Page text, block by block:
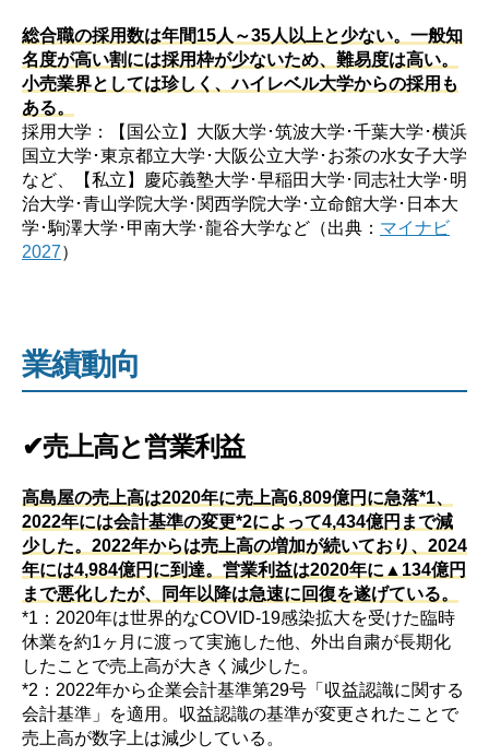
総合職の採用数は年間15人～35人以上と少ない。一般知
名度が高い割には採用枠が少ないため、難易度は高い。
小売業界としては珍しく、ハイレベル大学からの採用も
ある。
採用大学：【国公立】大阪大学･筑波大学･千葉大学･横浜
国立大学･東京都立大学･大阪公立大学･お茶の水女子大学
など、【私立】慶応義塾大学･早稲田大学･同志社大学･明
治大学･青山学院大学･関西学院大学･立命館大学･日本大
学･駒澤大学･甲南大学･龍谷大学など（出典： マイナビ
2027）
業績動向
✔売上高と営業利益
高島屋の売上高は2020年に売上高6,809億円に急落*1、
2022年には会計基準の変更*2によって4,434億円まで減
少した。2022年からは売上高の増加が続いており、2024
年には4,984億円に到達。営業利益は2020年に▲134億円
まで悪化したが、同年以降は急速に回復を遂げている。
*1：2020年は世界的なCOVID-19感染拡大を受けた臨時
休業を約1ヶ月に渡って実施した他、外出自粛が長期化
したことで売上高が大きく減少した。
*2：2022年から企業会計基準第29号「収益認識に関する
会計基準」を適用。収益認識の基準が変更されたことで
売上高が数字上は減少している。